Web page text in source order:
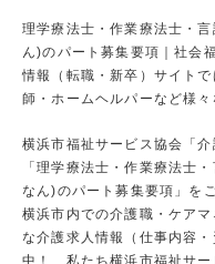
理学療法士・作業療法士・
ん)のパート募集要項｜社会
情報（転職・新卒）サイト
師・ホームヘルパーなど様
横浜市福祉サービス協会「
「理学療法士・作業療法士
なん)のパート募集要項」を
横浜市内での介護職・ケア
な介護求人情報（仕事内容